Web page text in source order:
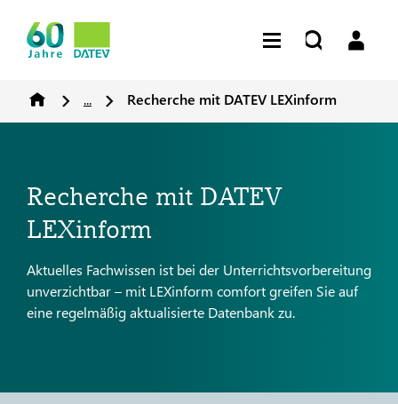
... Recherche mit DATEV LEXinform
Recherche mit DATEV
LEXinform
Aktuelles Fachwissen ist bei der Unterrichtsvorbereitung
unverzichtbar – mit LEXinform comfort greifen Sie auf
eine regelmäßig aktualisierte Datenbank zu.